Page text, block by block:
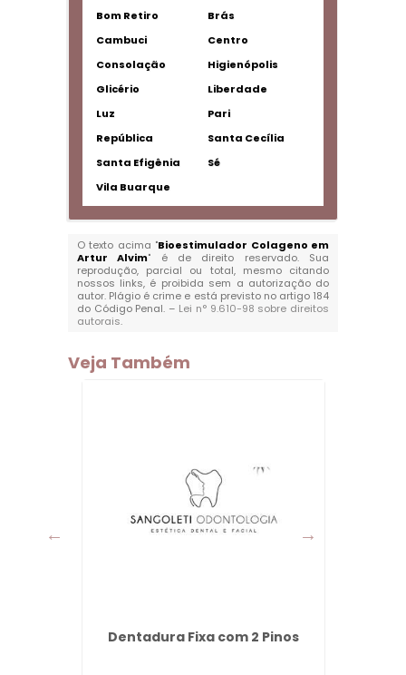
Bom Retiro
Brás
Cambuci
Centro
Consolação
Higienópolis
Glicério
Liberdade
Luz
Pari
República
Santa Cecília
Santa Efigênia
Sé
Vila Buarque
O texto acima "Bioestimulador Colageno em
Artur Alvim" é de direito reservado. Sua
reprodução, parcial ou total, mesmo citando
nossos links, é proibida sem a autorização do
autor. Plágio é crime e está previsto no artigo 184
do Código Penal. – Lei n° 9.610-98 sobre direitos
autorais.
Veja Também
Dentadura Fixa com 2 Pinos